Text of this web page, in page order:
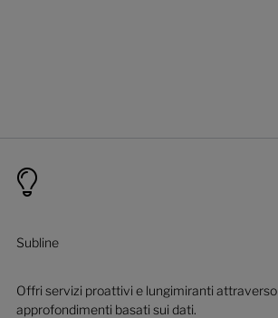
Subline
Offri servizi proattivi e lungimiranti attraverso
approfondimenti basati sui dati.